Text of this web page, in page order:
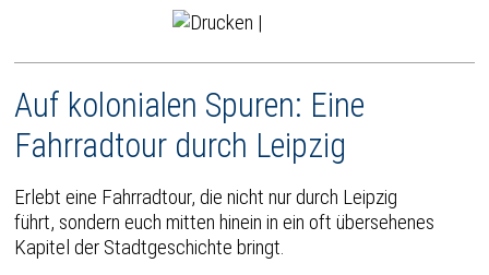
|
Auf kolonialen Spuren: Eine
Fahrradtour durch Leipzig
Erlebt eine Fahrradtour, die nicht nur durch Leipzig
führt, sondern euch mitten hinein in ein oft übersehenes
Kapitel der Stadtgeschichte bringt.